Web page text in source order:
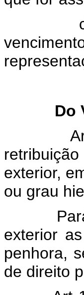
Do
exterior,
ou grau
exterior
penhora,
de direito